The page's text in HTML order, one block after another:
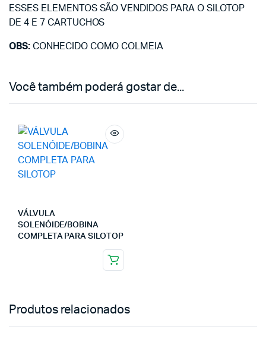
ESSES ELEMENTOS SÃO VENDIDOS PARA O SILOTOP
DE 4 E 7 CARTUCHOS
OBS:CONHECIDO COMO COLMEIA
Você também poderá gostar de...
VÁLVULA
SOLENÓIDE/BOBINA
COMPLETA PARA SILOTOP
Produtos relacionados